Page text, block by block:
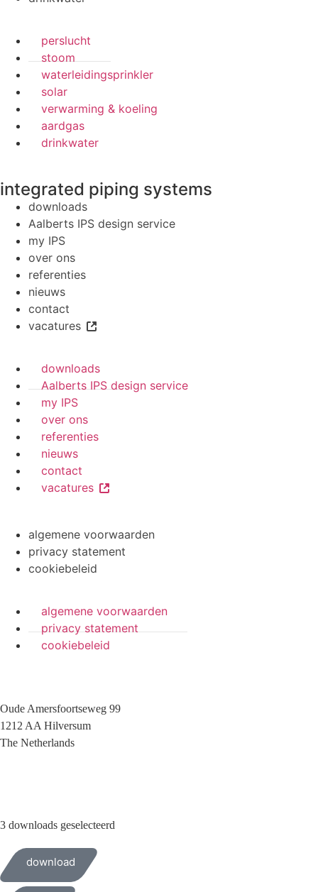
perslucht
stoom
waterleidingsprinkler
solar
verwarming & koeling
aardgas
drinkwater
integrated piping systems
downloads
Aalberts IPS design service
my IPS
over ons
referenties
nieuws
contact
vacatures
downloads
Aalberts IPS design service
my IPS
over ons
referenties
nieuws
contact
vacatures
algemene voorwaarden
privacy statement
cookiebeleid
algemene voorwaarden
privacy statement
cookiebeleid
Oude Amersfoortseweg 99
1212 AA Hilversum
The Netherlands
3 downloads geselecteerd
download